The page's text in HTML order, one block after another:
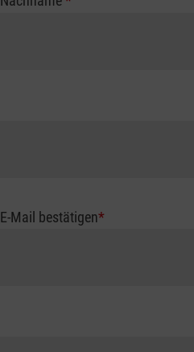
E-Mail bestätigen*